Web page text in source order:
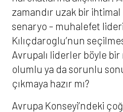
zamandır uzak bir
senaryo – muhalefet
Kılıçdaroglu’nun
Avrupalı liderler böyle
olumlu ya da sorunlu
çıkmaya hazır mı?
Avrupa Konseyi’ndeki